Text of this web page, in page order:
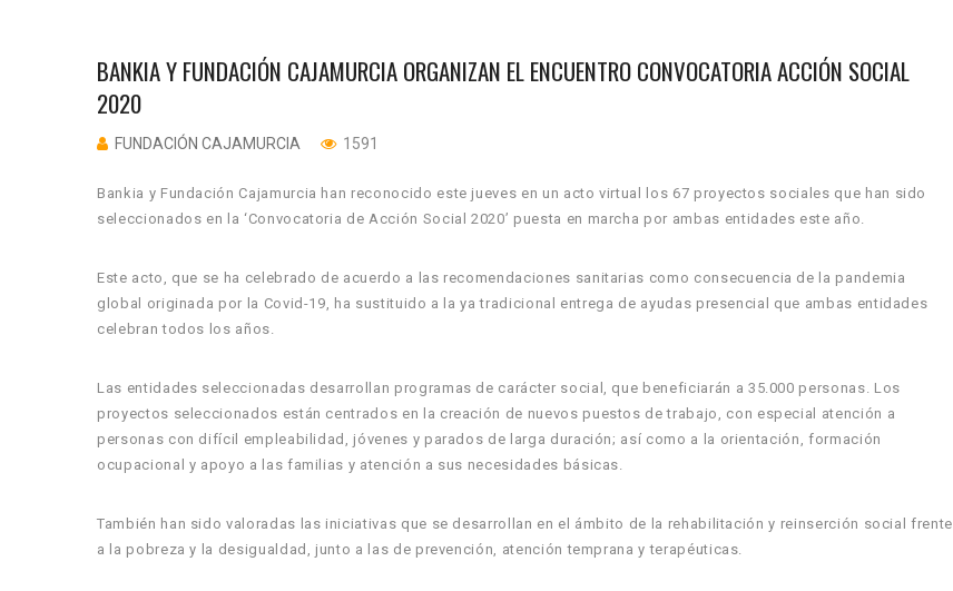
BANKIA Y FUNDACIÓN CAJAMURCIA ORGANIZAN EL ENCUENTRO CONVOCATORIA ACCIÓN SOCIAL
2020
FUNDACIÓN CAJAMURCIA 1591
Bankia y Fundación Cajamurcia han reconocido este jueves en un acto virtual los 67 proyectos sociales que han sido
seleccionados en la ‘Convocatoria de Acción Social 2020’ puesta en marcha por ambas entidades este año.
Este acto, que se ha celebrado de acuerdo a las recomendaciones sanitarias como consecuencia de la pandemia
global originada por la Covid-19, ha sustituido a la ya tradicional entrega de ayudas presencial que ambas entidades
celebran todos los años.
Las entidades seleccionadas desarrollan programas de carácter social, que beneficiarán a 35.000 personas. Los
proyectos seleccionados están centrados en la creación de nuevos puestos de trabajo, con especial atención a
personas con difícil empleabilidad, jóvenes y parados de larga duración; así como a la orientación, formación
ocupacional y apoyo a las familias y atención a sus necesidades básicas.
También han sido valoradas las iniciativas que se desarrollan en el ámbito de la rehabilitación y reinserción social frente
a la pobreza y la desigualdad, junto a las de prevención, atención temprana y terapéuticas.